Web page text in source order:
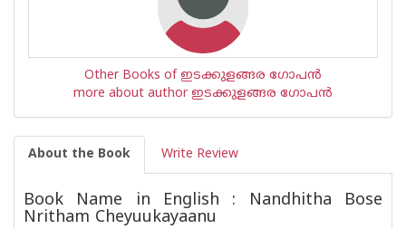
Other Books of ഇടക്കുളങ്ങര ഗോപന്‍
more about author ഇടക്കുളങ്ങര ഗോപന്‍
About the Book Write Review
Book Name in English : Nandhitha Bose
Nritham Cheyuukayaanu